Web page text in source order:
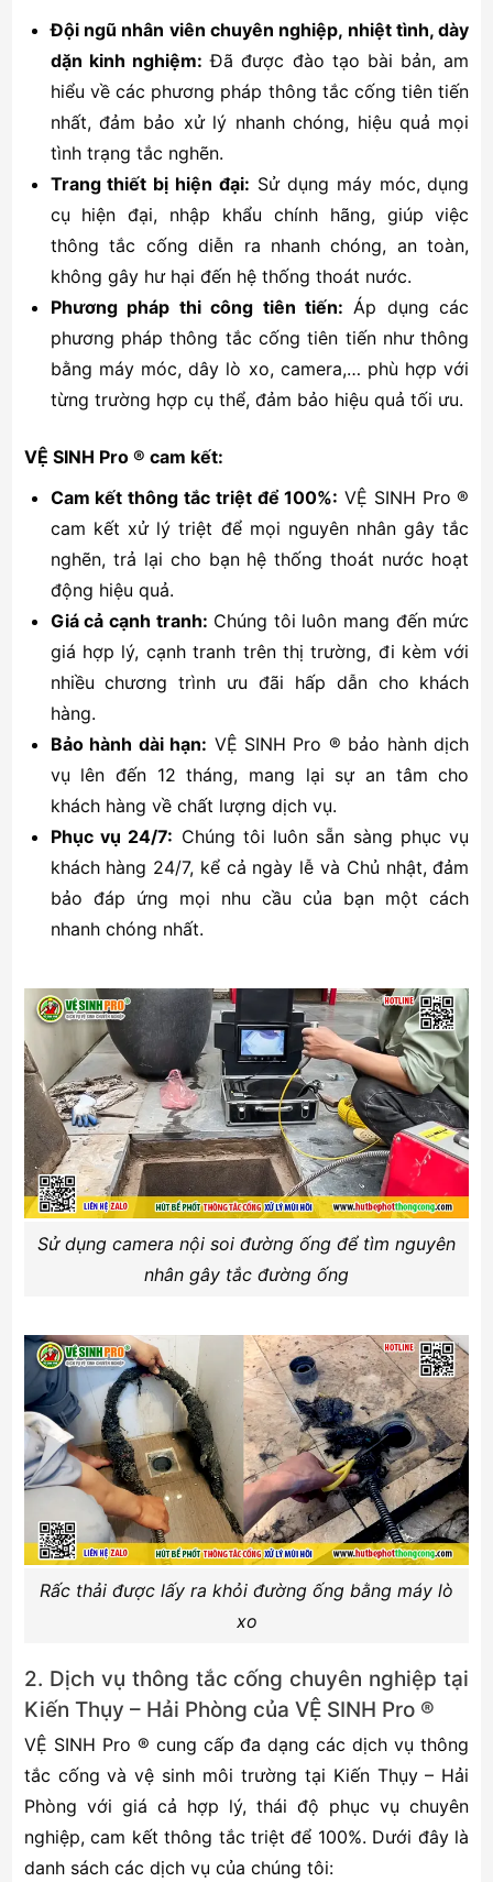
Đội ngũ nhân viên chuyên nghiệp, nhiệt tình, dày
dặn kinh nghiệm: Đã được đào tạo bài bản, am
hiểu về các phương pháp thông tắc cống tiên tiến
nhất, đảm bảo xử lý nhanh chóng, hiệu quả mọi
tình trạng tắc nghẽn.
Trang thiết bị hiện đại: Sử dụng máy móc, dụng
cụ hiện đại, nhập khẩu chính hãng, giúp việc
thông tắc cống diễn ra nhanh chóng, an toàn,
không gây hư hại đến hệ thống thoát nước.
Phương pháp thi công tiên tiến: Áp dụng các
phương pháp thông tắc cống tiên tiến như thông
bằng máy móc, dây lò xo, camera,… phù hợp với
từng trường hợp cụ thể, đảm bảo hiệu quả tối ưu.
VỆ SINH Pro ® cam kết:
Cam kết thông tắc triệt để 100%: VỆ SINH Pro ®
cam kết xử lý triệt để mọi nguyên nhân gây tắc
nghẽn, trả lại cho bạn hệ thống thoát nước hoạt
động hiệu quả.
Giá cả cạnh tranh: Chúng tôi luôn mang đến mức
giá hợp lý, cạnh tranh trên thị trường, đi kèm với
nhiều chương trình ưu đãi hấp dẫn cho khách
hàng.
Bảo hành dài hạn: VỆ SINH Pro ® bảo hành dịch
vụ lên đến 12 tháng, mang lại sự an tâm cho
khách hàng về chất lượng dịch vụ.
Phục vụ 24/7: Chúng tôi luôn sẵn sàng phục vụ
khách hàng 24/7, kể cả ngày lễ và Chủ nhật, đảm
bảo đáp ứng mọi nhu cầu của bạn một cách
nhanh chóng nhất.
Sử dụng camera nội soi đường ống để tìm nguyên
nhân gây tắc đường ống
Rấc thải được lấy ra khỏi đường ống bằng máy lò
xo
2. Dịch vụ thông tắc cống chuyên nghiệp tại
Kiến Thụy – Hải Phòng của VỆ SINH Pro ®
VỆ SINH Pro ® cung cấp đa dạng các dịch vụ thông
tắc cống và vệ sinh môi trường tại Kiến Thụy – Hải
Phòng với giá cả hợp lý, thái độ phục vụ chuyên
nghiệp, cam kết thông tắc triệt để 100%. Dưới đây là
danh sách các dịch vụ của chúng tôi: